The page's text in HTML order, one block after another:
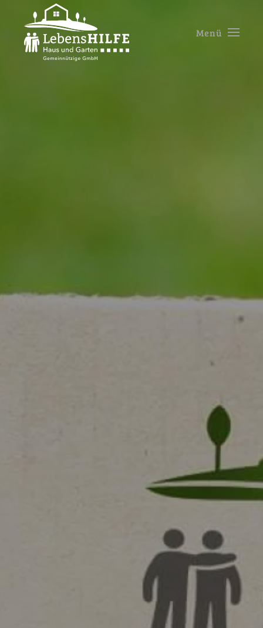
Zum Hauptinhalt springen Menü